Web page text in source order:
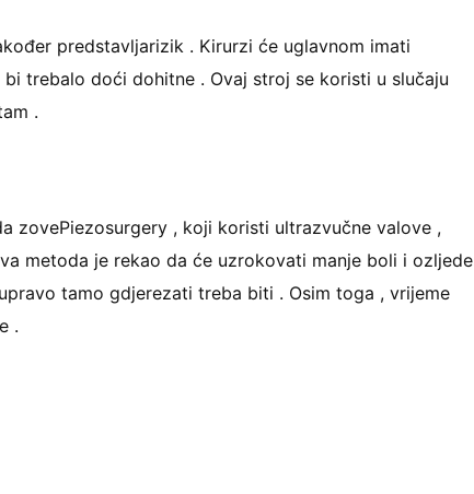
predstavljarizik . Kirurzi će uglavnom imati
trebalo doći dohitne . Ovaj stroj se koristi u slučaju
.
zovePiezosurgery , koji koristi ultrazvučne valove ,
metoda je rekao da će uzrokovati manje boli i ozljede
tamo gdjerezati treba biti . Osim toga , vrijeme
.